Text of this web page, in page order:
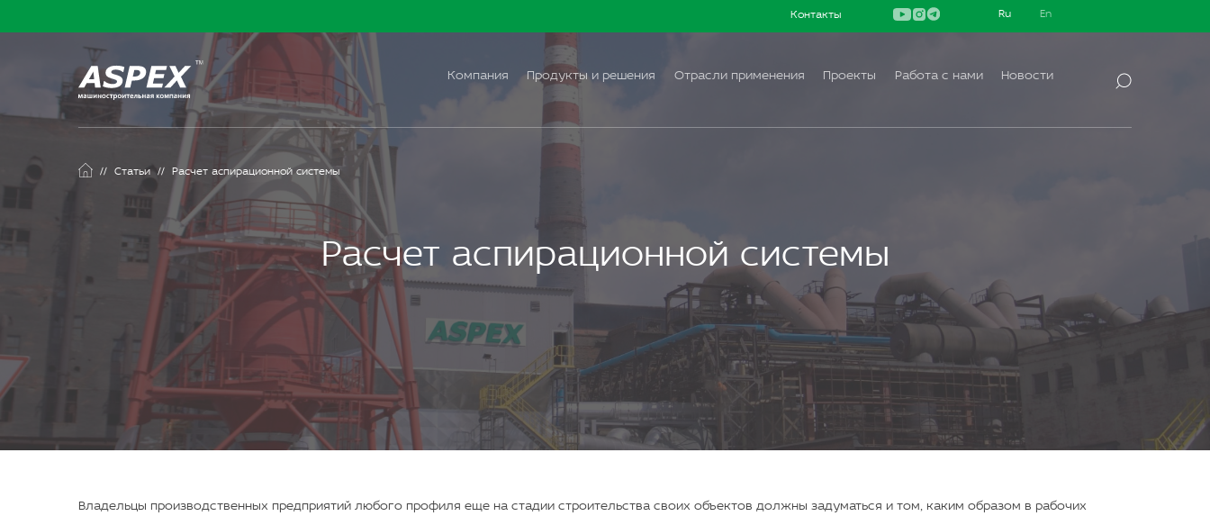
Контакты
Компания Продукты и решения Отрасли применения Проекты Работа с нами Новости
// Статьи // Расчет аспирационной системы
Расчет аспирационной системы
Владельцы производственных предприятий любого профиля еще на стадии строительства своих объектов должны задуматься и том, каким образом в рабочих